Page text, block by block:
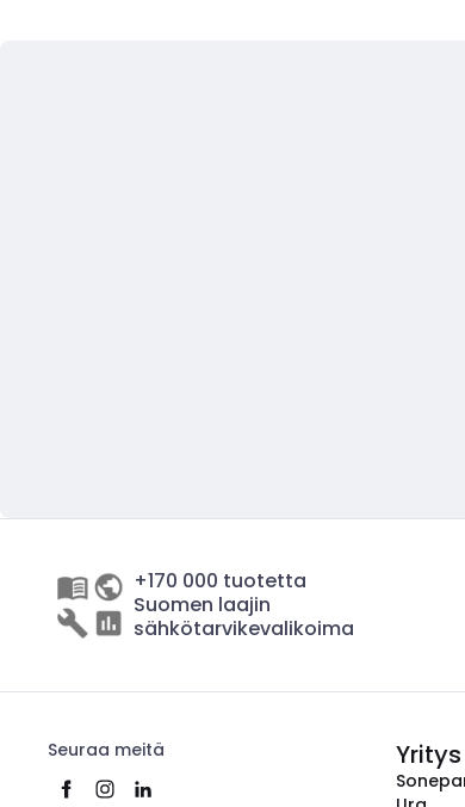
+170 000 tuotetta
Suomen laajin
sähkötarvikevalikoima
Seuraa meitä Yritys